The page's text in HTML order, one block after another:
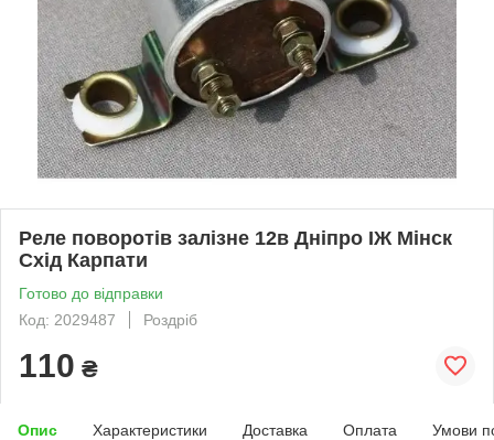
Реле поворотів залізне 12в Дніпро ІЖ Мінск
Схід Карпати
Готово до відправки
Код: 2029487
Роздріб
110 ₴
Опис Характеристики Доставка Оплата Умови